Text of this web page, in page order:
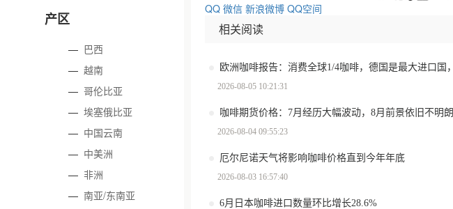
产区
— 巴西
—越南
—哥伦比亚
—埃塞俄比亚
— 中国云南
— 中美洲
—非洲
—南亚/东南亚
QQ 微信 新浪微博 QQ空间
相关阅读
2026-08-05 10:21:31
咖啡期货价格：7月经历大幅波动，8月前景依旧不明朗
2026-08-04 09:55:23
厄尔尼诺天气将影响咖啡价格直到今年年底
2026-08-03 16:57:40
6月日本咖啡进口数量环比增长28.6%